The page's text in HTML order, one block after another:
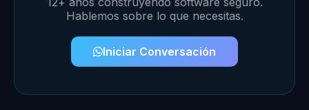
Hablemos sobre lo que necesitas.
Iniciar Conversación